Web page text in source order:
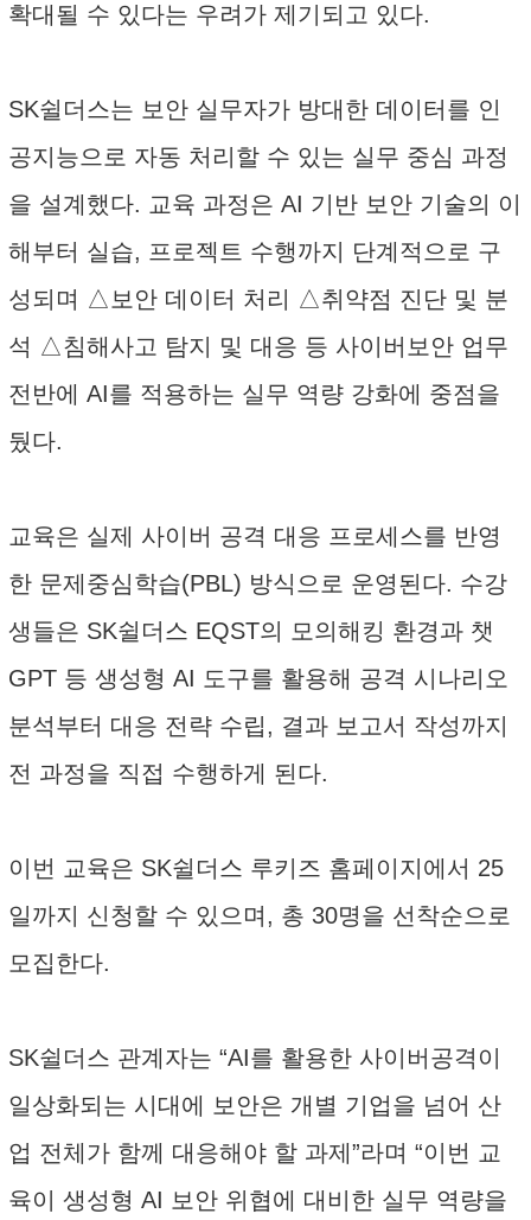
확대될 수 있다는 우려가 제기되고 있다.
SK쉴더스는 보안 실무자가 방대한 데이터를 인
공지능으로 자동 처리할 수 있는 실무 중심 과정
을 설계했다. 교육 과정은 AI 기반 보안 기술의 이
해부터 실습, 프로젝트 수행까지 단계적으로 구
성되며 △보안 데이터 처리 △취약점 진단 및 분
석 △침해사고 탐지 및 대응 등 사이버보안 업무
전반에 AI를 적용하는 실무 역량 강화에 중점을
뒀다.
교육은 실제 사이버 공격 대응 프로세스를 반영
한 문제중심학습(PBL) 방식으로 운영된다. 수강
생들은 SK쉴더스 EQST의 모의해킹 환경과 챗
GPT 등 생성형 AI 도구를 활용해 공격 시나리오
분석부터 대응 전략 수립, 결과 보고서 작성까지
전 과정을 직접 수행하게 된다.
이번 교육은 SK쉴더스 루키즈 홈페이지에서 25
일까지 신청할 수 있으며, 총 30명을 선착순으로
모집한다.
SK쉴더스 관계자는 “AI를 활용한 사이버공격이
일상화되는 시대에 보안은 개별 기업을 넘어 산
업 전체가 함께 대응해야 할 과제”라며 “이번 교
육이 생성형 AI 보안 위협에 대비한 실무 역량을